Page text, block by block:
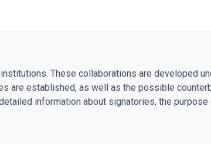
These collaborations are developed
are established, as well as the possible
information about signatories, the